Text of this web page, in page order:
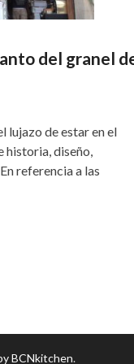
del granel
lujazo de estar en el
historia, diseño,
referencia a las
BCNkitchen.